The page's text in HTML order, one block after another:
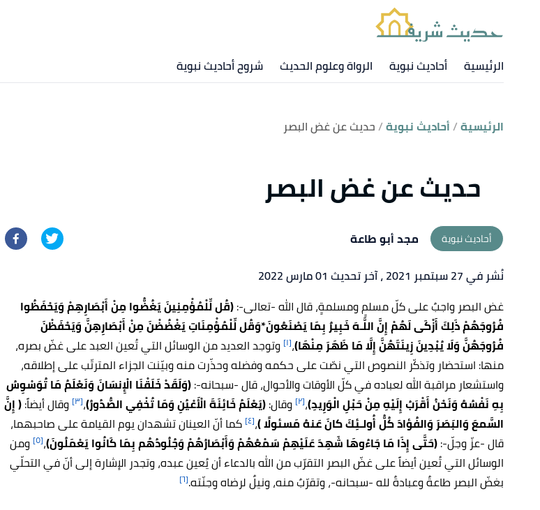
الرئيسية أحاديث نبوية الرواة وعلوم الحديث شروح أحاديث نبوية
الرئيسية أحاديث نبوية حديث عن غض البصر
حديث عن غض البصر
أحاديث نبوية
مجد أبو طاعة
نُشر في 27 سبتمبر 2021
، آخر تحديث 01 مارس 2022
غض البصر واجبٌ على كلّ مسلمٍ ومسلمةٍ، قال الله -تعالى-:(قُل لِّلْمُؤْمِنِينَ يَغُضُّوا مِنْ أَبْصَارِهِمْ وَيَحْفَظُوا
فُرُوجَهُمْ ذَلِكَ أَزْكَى لَهُمْ إِنَّ اللَّـهَ خَبِيرٌ بِمَا يَصْنَعُونَ*وَقُل لِّلْمُؤْمِنَاتِ يَغْضُضْنَ مِنْ أَبْصَارِهِنَّ وَيَحْفَظْنَ
فُرُوجَهُنَّ وَلَا يُبْدِينَ زِينَتَهُنَّ إِلَّا مَا ظَهَرَ مِنْهَا)،[١] وتوجد العديد من الوسائل التي تُعين العبد على غضّ بصره،
منها: استحضار وتذكّر النصوص التي نصّت على حكمه وفضله وحذّرت منه وبيّنت الجزاء المترتّب على إطلاقه،
واستشعار مراقبة الله لعباده في كلّ الأوقات والأحوال، قال -سبحانه-:(وَلَقَدْ خَلَقْنَا الْإِنسَانَ وَنَعْلَمُ مَا تُوَسْوِسُ
بِهِ نَفْسُهُ وَنَحْنُ أَقْرَبُ إِلَيْهِ مِنْ حَبْلِ الْوَرِيدِ)،[٢] وقال:(يَعْلَمُ خَائِنَةَ الْأَعْيُنِ وَمَا تُخْفِي الصُّدُورُ)،[٣] وقال أيضاً:( إِنَّ
السَّمعَ وَالبَصَرَ وَالفُؤادَ كُلُّ أُولـئِكَ كانَ عَنهُ مَسئولًا )،[٤]
كما أنّ العينان تشهدان يوم القيامة على صاحبهما،
قال -عزّ وجلّ-:(حَتَّى إِذَا مَا جَاءُوهَا شَهِدَ عَلَيْهِمْ سَمْعُهُمْ وَأَبْصَارُهُمْ وَجُلُودُهُم بِمَا كَانُوا يَعْمَلُونَ)،[٥]
ومن
الوسائل التي تُعين أيضاً على غضّ البصر التقرّب من الله بالدعاء أن يُعين عبده، وتجدر الإشارة إلى أنّ في التحلّي
بغضّ البصر طاعةٌ وعبادةٌ لله -سبحانه-، وتقرّبٌ منه، ونيلٌ لرضاه وجنّته.[٦]